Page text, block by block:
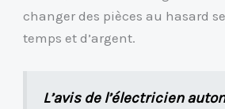
changer des pièces au hasard
temps et d’argent.
L’avis de l’électricien